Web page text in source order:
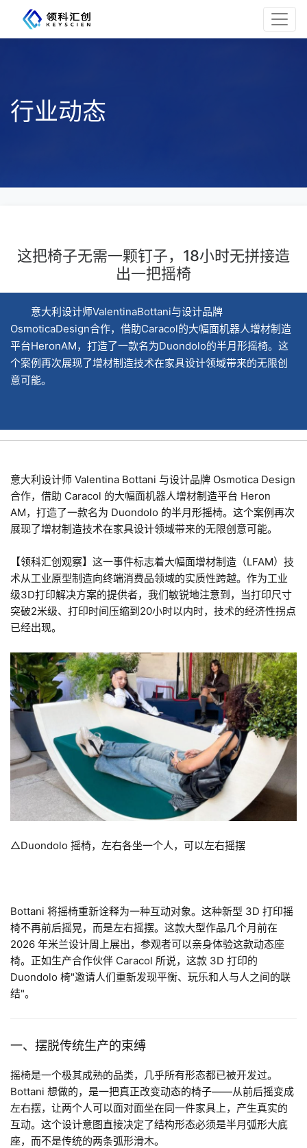
行业动态
这把椅子无需一颗钉子，18小时无拼接造
出一把摇椅
意大利设计师ValentinaBottani与设计品牌
OsmoticaDesign合作，借助Caracol的大幅面机器人增材制造
平台HeronAM，打造了一款名为Duondolo的半月形摇椅。这
个案例再次展现了增材制造技术在家具设计领域带来的无限创
意可能。
意大利设计师 Valentina Bottani 与设计品牌 Osmotica Design
合作，借助 Caracol 的大幅面机器人增材制造平台 Heron
AM，打造了一款名为 Duondolo 的半月形摇椅。这个案例再次
展现了增材制造技术在家具设计领域带来的无限创意可能。
【领科汇创观察】这一事件标志着大幅面增材制造（LFAM）技
术从工业原型制造向终端消费品领域的实质性跨越。作为工业
级3D打印解决方案的提供者，我们敏锐地注意到，当打印尺寸
突破2米级、打印时间压缩到20小时以内时，技术的经济性拐点
已经出现。
△Duondolo 摇椅，左右各坐一个人，可以左右摇摆
Bottani 将摇椅重新诠释为一种互动对象。这种新型 3D 打印摇
椅不再前后摇晃，而是左右摇摆。这款大型作品几个月前在
2026 年米兰设计周上展出，参观者可以亲身体验这款动态座
椅。正如生产合作伙伴 Caracol 所说，这款 3D 打印的
Duondolo 椅"邀请人们重新发现平衡、玩乐和人与人之间的联
结"。
一、摆脱传统生产的束缚
摇椅是一个极其成熟的品类，几乎所有形态都已被开发过。
Bottani 想做的，是一把真正改变动态的椅子——从前后摇变成
左右摆，让两个人可以面对面坐在同一件家具上，产生真实的
互动。这个设计意图直接决定了结构形态必须是半月弧形大底
座，而不是传统的两条弧形滑木。